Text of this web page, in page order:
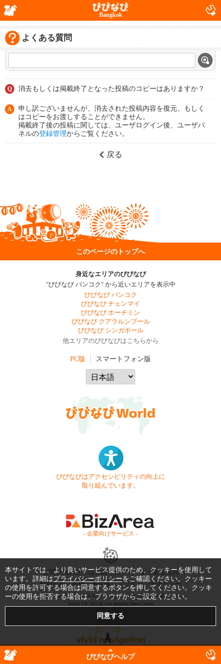
Bangkok
よくある質問
Q 消去もしくは掲載終了となった投稿のコピーはありますか？
A
申し訳ございませんが、消去された投稿内容を復元、もしく
はコピーをお渡しすることができません。
掲載終了後の投稿に関しては、ユーザログイン後、ユーザパ
ネルの登録管理からご覧ください。
戻る
このページのトップへ
身近なエリアのびびなび
"びびなび バンコク" から近いエリアを表示中
びびなび バンコク
びびなび チェンマイ
びびなび ホーチミン
びびなび クアラルンプール
びびなび シンガポール
他エリアのびびなびはこちらから
PC版 スマートフォン版
びびなびはアクセシビリティの向上に
取り組んでいます。
- 企業向けサービス -
お問い合わせ はじめてガイド
よくある質問
利用規約
商標・著作権 プライバシーポリシー
Copyright © 1999-2026 Vivid Navigation, Inc. All Rights Reserved.
Server US (43) @ Los Angeles Data Center
びびなびヘルプ
本サイトでは、より良いサービス提供のため、クッキーを使用して
います。詳細はプライバシーポリシーをご確認ください。クッキー
の使用を許可する場合は同意するボタンを押してください。クッキ
ーの使用を拒否する場合は、ブラウザからご設定ください。